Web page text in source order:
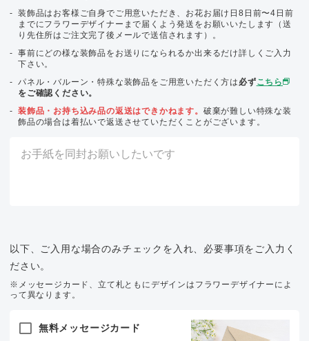
装飾品はお客様ご自身でご用意いただき、お花お届け日8日前〜4日前
までにフラワーデザイナーまで届くよう発送をお願いいたします（送
り先住所はご注文完了後メールで送信されます）。
事前にどの様な装飾品をお送りになられるか出来るだけ詳しくご入力
下さい。
パネル・バルーン・特殊な装飾品をご用意いただく方は 必ずこちら
をご確認ください。
装飾品・お持ち込み品の返送はできかねます。 破棄が難しい特殊な装
飾品の場合は着払いで返送させていただくことがございます。
以下、ご入用な場合のみチェックを入れ、必要事項をご入力く
ださい。
※メッセージカード、立て札ともにデザインはフラワーデザイナーによ
って異なります。
無料メッセージカード